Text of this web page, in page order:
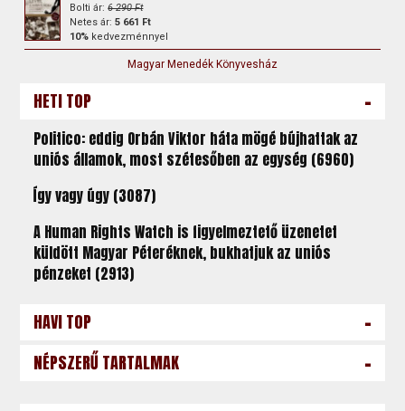
Bolti ár:6 290 Ft
Netes ár:5 661 Ft
10% kedvezménnyel
Magyar Menedék Könyvesház
HETI TOP -
Politico: eddig Orbán Viktor háta mögé bújhattak az
uniós államok, most szétesőben az egység (6960)
Így vagy úgy (3087)
A Human Rights Watch is figyelmeztető üzenetet
küldött Magyar Péteréknek, bukhatjuk az uniós
pénzeket (2913)
HAVI TOP -
NÉPSZERŰ TARTALMAK -